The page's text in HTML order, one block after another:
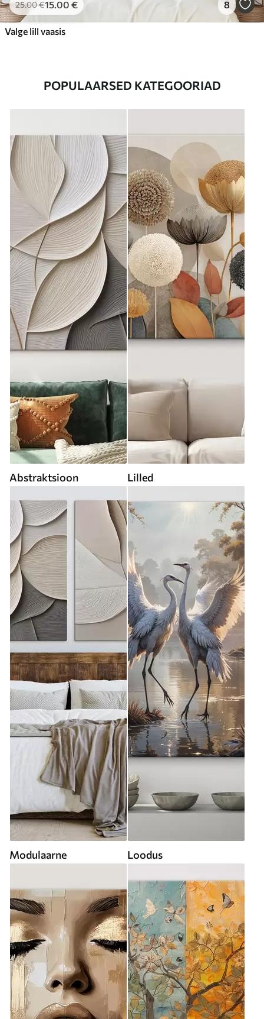
25.00€15 .00 € 8
Valge lill vaasis
POPULAARSED KATEGOORIAD
Abstraktsioon Lilled
Modulaarne Loodus